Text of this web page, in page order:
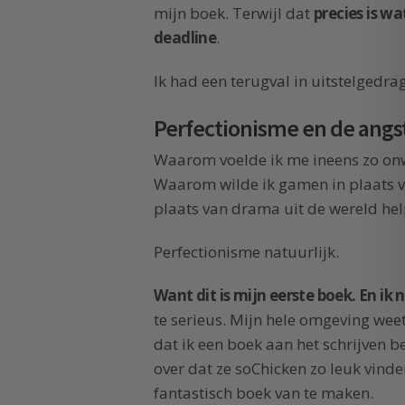
mijn boek. Terwijl dat precies is
deadline.
Ik had een terugval in
Perfectionisme en de
Waarom voelde ik me ineens zo
Waarom wilde ik gamen in plaats
plaats van drama uit de wereld
Perfectionisme natuurlijk.
Want dit is mijn eerste boek. En ik
te serieus. Mijn hele omgeving
dat ik een boek aan het schrijven
over dat ze soChicken zo leuk
fantastisch boek van te maken.